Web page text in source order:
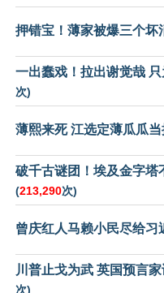
押错宝！薄家被爆三个坏
一出蠢戏！拉出谢觉哉
次)
薄熙来死 江选定薄瓜瓜当
破千古谜团！埃及金字塔
(213,290次)
曾庆红人马赖小民尽给习
川普止戈为武 英国预言
次)